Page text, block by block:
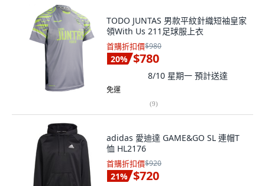
TODO JUNTAS 男款平紋針織短袖皇家
領With Us 211足球服上衣
首購折扣價$980
20% $780
8/10 星期一 預計送達
免運
(9)
adidas 愛迪達 GAME&GO SL 連帽T
恤 HL2176
首購折扣價$920
21% $720